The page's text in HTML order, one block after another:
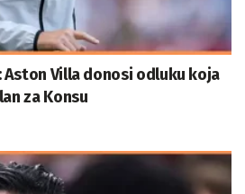
Villa donosi odluku koja
za Konsu